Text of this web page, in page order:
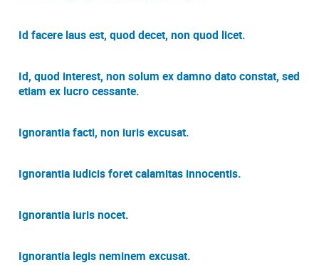
Id facere laus est, quod decet, non quod licet.
Id, quod interest, non solum ex damno dato constat, sed
etiam ex lucro cessante.
Ignorantia facti, non iuris excusat.
Ignorantia iudicis foret calamitas innocentis.
Ignorantia iuris nocet.
Ignorantia legis neminem excusat.